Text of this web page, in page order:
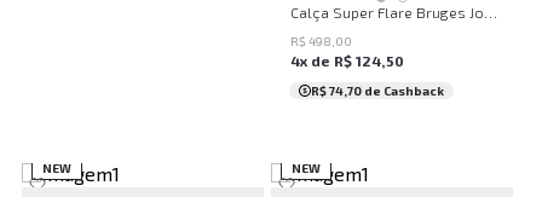
32 34 36 38
40
42
...
R$ 498 00
4x de R$ 124,50
R$ 74,70 de Cashback
NEW NEW